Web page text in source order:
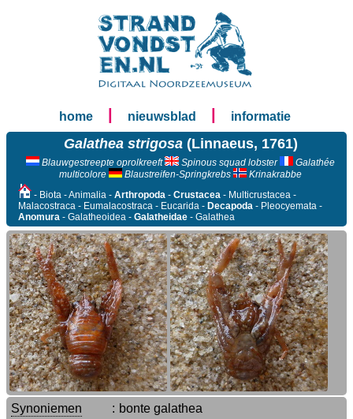
home nieuwsblad informatie
Galathea strigosa(Linnaeus, 1761)
Blauwgestreepte oprolkreeft Spinous squad lobster
Galathée
multicolore
Blaustreifen-Springkrebs
Krinakrabbe
- Biota - Animalia - Arthropoda - Crustacea - Multicrustacea -
Malacostraca - Eumalacostraca - Eucarida - Decapoda - Pleocyemata -
Anomura - Galatheoidea - Galatheidae - Galathea
Synoniemen : bonte galathea